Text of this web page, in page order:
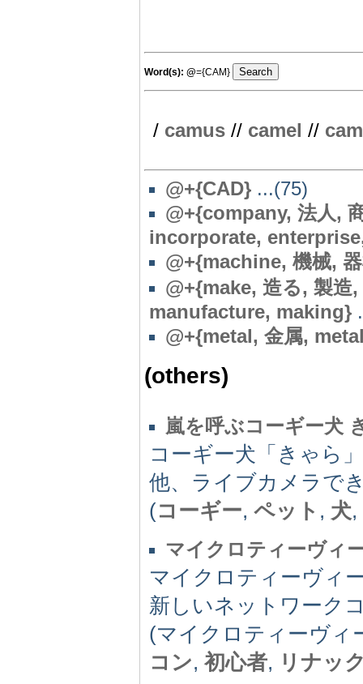
Word(s): @={CAM}
/ camus // camel //
@+{CAD} ...(75)
@+{company, 法人,
incorporate,
@+{machine, 機械,
@+{make, 造る, 製造
manufacture, making}
@+{metal, 金属,
(others)
嵐を呼ぶコーギー犬
コーギー犬「きゃら
他、ライブカメラで
(コーギー, ペット , 犬,
マイクロティーヴィ
マイクロティーヴィ
新しいネットワーク
(マイクロティーヴィ
コン, 初心者, リナッ